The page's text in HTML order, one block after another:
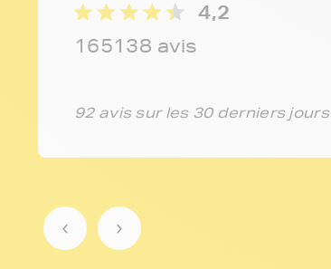
4,2
165138 avis
92 avis sur les 30 derniers jours